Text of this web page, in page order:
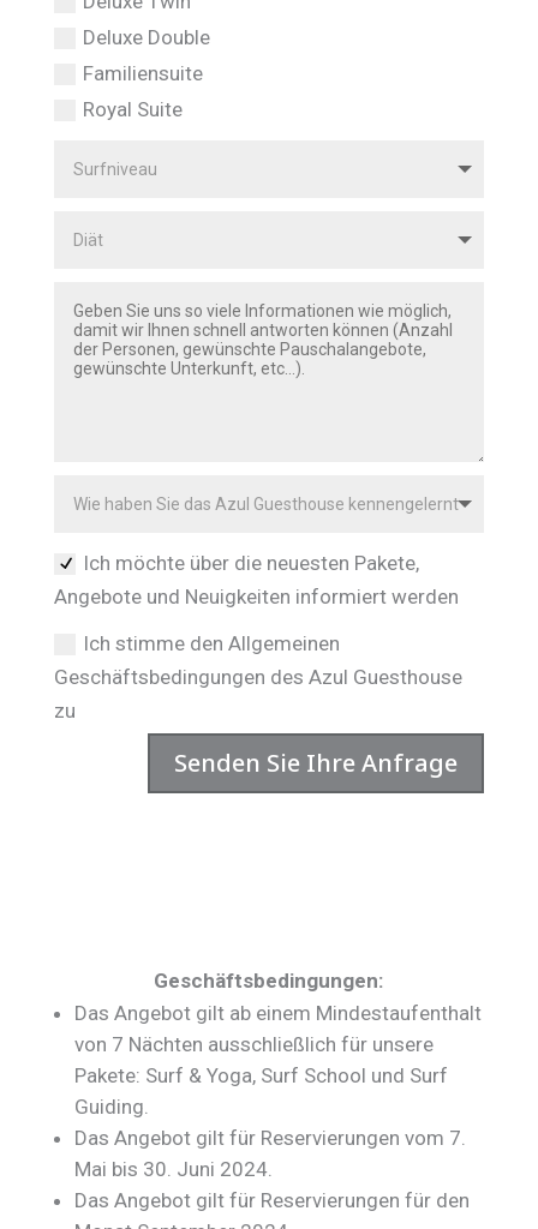
Deluxe Double
Familiensuite
Royal Suite
Ich möchte über die neuesten Pakete,
Angebote und Neuigkeiten informiert werden
Ich stimme den Allgemeinen
Geschäftsbedingungen des Azul Guesthouse
zu
Senden Sie Ihre Anfrage
Geschäftsbedingungen:
Das Angebot gilt ab einem Mindestaufenthalt
von 7 Nächten ausschließlich für unsere
Pakete: Surf & Yoga, Surf School und Surf
Guiding.
Das Angebot gilt für Reservierungen vom 7.
Mai bis 30. Juni 2024.
Das Angebot gilt für Reservierungen für den